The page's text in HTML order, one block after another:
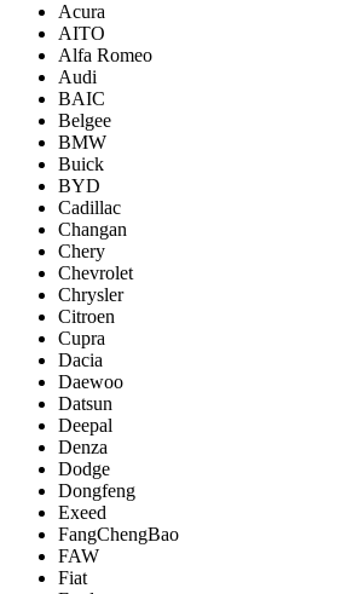
Acura
AITO
Alfa Romeo
Audi
BAIC
Belgee
BMW
Buick
BYD
Cadillac
Changan
Chery
Chevrolet
Chrysler
Citroen
Cupra
Dacia
Daewoo
Datsun
Deepal
Denza
Dodge
Dongfeng
Exeed
FangChengBao
FAW
Fiat